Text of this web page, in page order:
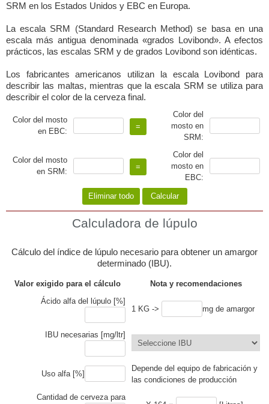
SRM en los Estados Unidos y EBC en Europa.
La escala SRM (Standard Research Method) se basa en una
escala más antigua denominada «grados Lovibond». A efectos
prácticos, las escalas SRM y de grados Lovibond son idénticas.
Los fabricantes americanos utilizan la escala Lovibond para
describir las maltas, mientras que la escala SRM se utiliza para
describir el color de la cerveza final.
Color del mosto
en EBC:
Color del
mosto en
SRM:
Color del mosto
en SRM:
Color del
mosto en
EBC:
Calculadora de lúpulo
Cálculo del índice de lúpulo necesario para obtener un amargor
determinado (IBU).
Valor exigido para el cálculo
Nota y recomendaciones
Ácido alfa del lúpulo [%]
1 KG ->
mg de amargor
IBU necesarias [mg/ltr]
Uso alfa [%]
Depende del equipo de fabricación y
las condiciones de producción
Cantidad de cerveza para